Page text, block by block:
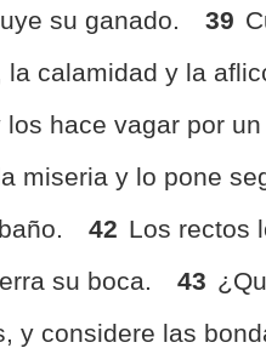
su ganado.
39
la calamidad y la
hace vagar por
miseria y lo pone
42 Los rectos
su boca.
43
y considere las